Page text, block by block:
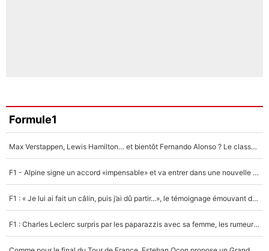
Formule1
Max Verstappen, Lewis Hamilton… et bientôt Fernando Alonso ? Le classement des pilotes les mieux payés en Formule 1 risque de changer !
F1 - Alpine signe un accord «impensable» et va entrer dans une nouvelle dimension : Grande nouvelle pour Pierre Gasly !
F1 : « Je lui ai fait un câlin, puis j’ai dû partir...», le témoignage émouvant de Max Verstappen sur sa fille
F1 : Charles Leclerc surpris par les paparazzis avec sa femme, les rumeurs étaient vraies !